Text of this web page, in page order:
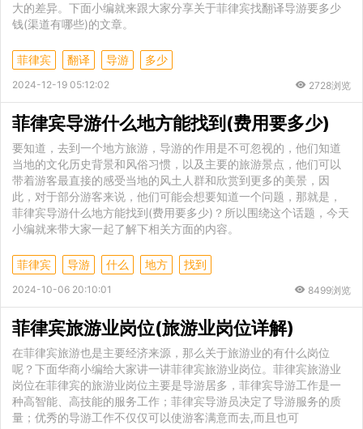
大的差异。下面小编就来跟大家分享关于菲律宾找翻译导游要多少
钱(渠道有哪些)的文章。
菲律宾 翻译 导游 多少
2024-12-19 05:12:02 2728浏览
菲律宾导游什么地方能找到(费用要多少)
要知道，去到一个地方旅游，导游的作用是不可忽视的，他们知道
当地的文化历史背景和风俗习惯，以及主要的旅游景点，他们可以
带着游客最直接的感受当地的风土人群和欣赏到更多的美景，因
此，对于部分游客来说，他们可能会想要知道一个问题，那就是，
菲律宾导游什么地方能找到(费用要多少)？所以围绕这个话题，今天
小编就来带大家一起了解下相关方面的内容。
菲律宾 导游 什么 地方 找到
2024-10-06 20:10:01 8499浏览
菲律宾旅游业岗位(旅游业岗位详解)
在菲律宾旅游也是主要经济来源，那么关于旅游业的有什么岗位
呢？下面华商小编给大家讲一讲菲律宾旅游业岗位。菲律宾旅游业
岗位在菲律宾的旅游业岗位主要是导游居多，菲律宾导游工作是一
种高智能、高技能的服务工作；菲律宾导游员决定了导游服务的质
量；优秀的导游工作不仅仅可以使游客满意而去,而且也可